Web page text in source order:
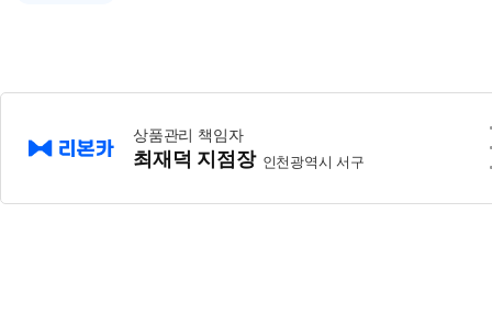
상품관리 책임자
최재덕 지점장 인천광역시 서구